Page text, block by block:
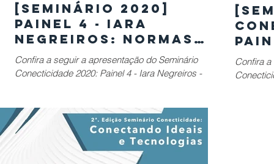
[SEMINÁRIO 2020]
Painel 4 - Iara
Negreiros: Normas
ABNT ISO para Cidades
Inteligentes e
Confira a seguir a apresentação do Seminário
Conecticidade 2020: Painel 4 - Iara Negreiros -
em
Confira
Conecticidade